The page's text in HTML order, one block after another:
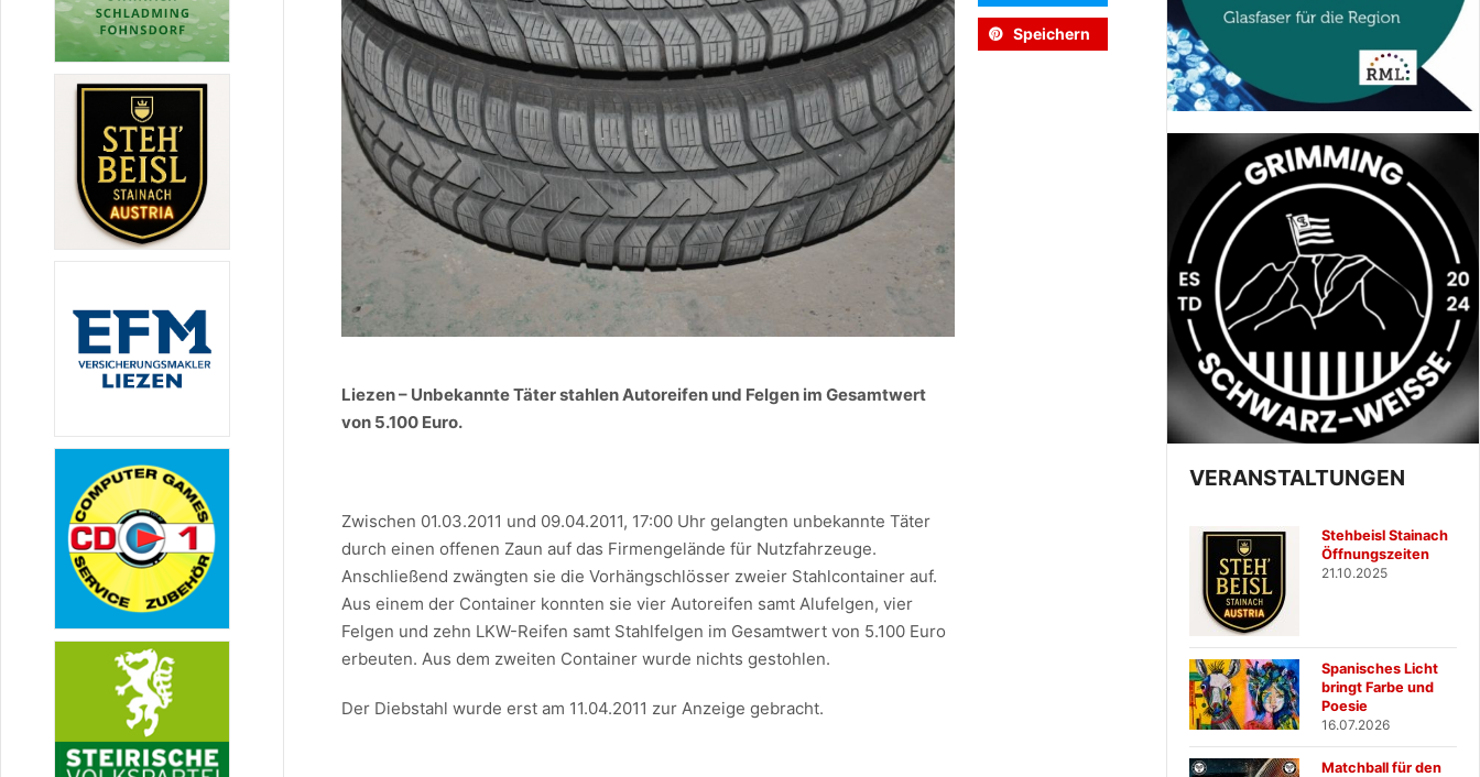
Liezen – Unbekannte Täter stahlen Autoreifen und Felgen im Gesamtwert
von 5.100 Euro.
Zwischen 01.03.2011 und 09.04.2011, 17:00 Uhr gelangten unbekannte Täter
durch einen offenen Zaun auf das Firmengelände für Nutzfahrzeuge.
Anschließend zwängten sie die Vorhängschlösser zweier Stahlcontainer auf.
Aus einem der Container konnten sie vier Autoreifen samt Alufelgen, vier
Felgen und zehn LKW-Reifen samt Stahlfelgen im Gesamtwert von 5.100 Euro
erbeuten. Aus dem zweiten Container wurde nichts gestohlen.
Der Diebstahl wurde erst am 11.04.2011 zur Anzeige gebracht.
Speichern
VERANSTALTUNGEN
Stehbeisl Stainach
Öffnungszeiten
21.10.2025
Spanisches Licht
bringt Farbe und
Poesie
16.07.2026
Matchball für den